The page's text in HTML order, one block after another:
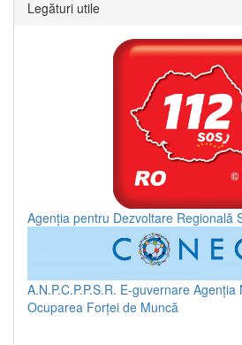
Legături utile
Agenția pentru Dezvoltare Regională
A.N.P.C.P.P.S.R. E-guvernare Agenția
Ocuparea Forței de Muncă